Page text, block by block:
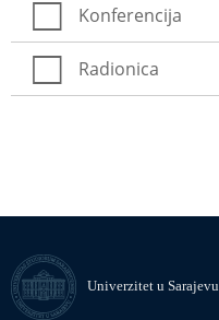
Konferencija
Radionica
Univerzitet u Sarajevu